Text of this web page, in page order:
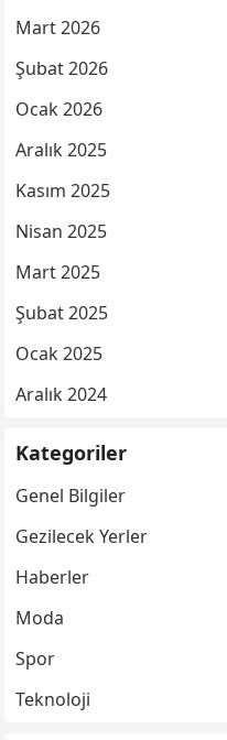
Mart 2026
Şubat 2026
Ocak 2026
Aralık 2025
Kasım 2025
Nisan 2025
Mart 2025
Şubat 2025
Ocak 2025
Aralık 2024
Kategoriler
Genel Bilgiler
Gezilecek Yerler
Haberler
Moda
Spor
Teknoloji